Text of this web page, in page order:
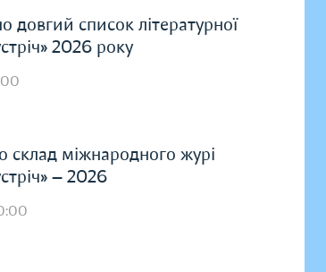
довгий список літературної
2026 року
склад міжнародного журі
— 2026